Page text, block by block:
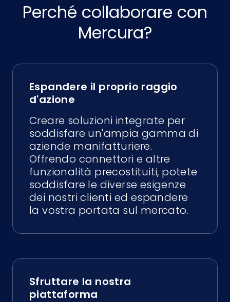
Perché collaborare con
Mercura?
Espandere il proprio raggio
d'azione
Creare soluzioni integrate per
soddisfare un'ampia gamma di
aziende manifatturiere.
Offrendo connettori e altre
funzionalità precostituiti, potete
soddisfare le diverse esigenze
dei nostri clienti ed espandere
la vostra portata sul mercato.
Sfruttare la nostra
piattaforma